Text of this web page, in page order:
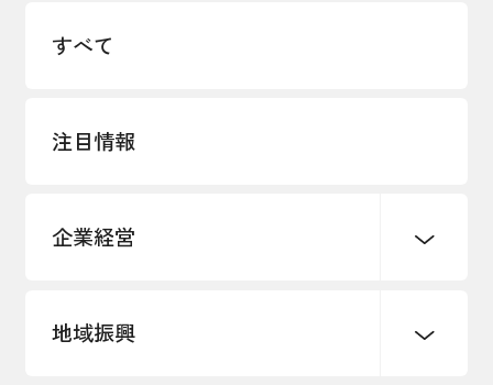
すべて
注目情報
企業経営
創業
地域振興